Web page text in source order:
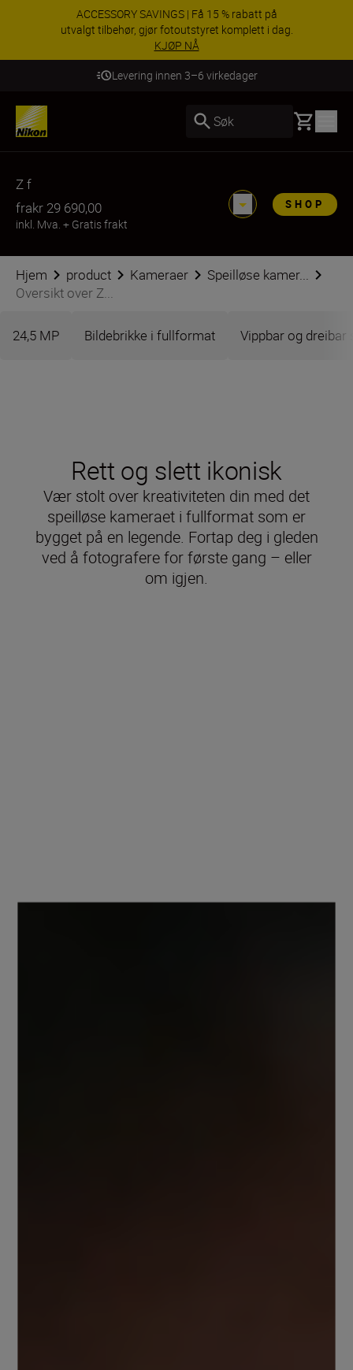
ACCESSORY SAVINGS | Få 15 % rabatt på
utvalgt tilbehør, gjør fotoutstyret komplett i dag.
KJØP NÅ
Levering innen 3–6 virkedager
Søk Basket
Z f
frakr 29 690,00
inkl. Mva. + Gratis frakt
SHOP
Hjem product Kameraer
Speilløse kamer...
Oversikt over Z...
24,5 MP Bildebrikke i fullformat Vippbar og dreibar
Rett og slett ikonisk
Vær stolt over kreativiteten din med det
speilløse kameraet i fullformat som er
bygget på en legende. Fortap deg i gleden
ved å fotografere for første gang – eller
om igjen.